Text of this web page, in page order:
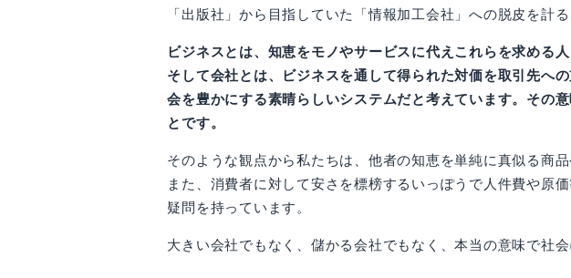
「出版社」から目指していた「情報加工会社」への脱皮を計
ビジネスとは、知恵をモノやサービスに代えこれらを求める
そして会社とは、ビジネスを通して得られた対価を取引先へ
会を豊かにする素晴らしいシステムだと考えています。その
とです。
そのような観点から私たちは、他者の知恵を単純に真似る商
また、消費者に対して安さを標榜するいっぽうで人件費や原
疑問を持っています。
大きい会社でもなく、儲かる会社でもなく、本当の意味で社